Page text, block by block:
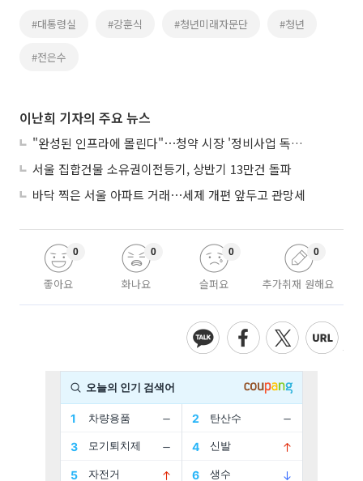
#대통령실 #강훈식 #청년미래자문단 #청년
#전은수
이난희 기자의 주요 뉴스
"완성된 인프라에 몰린다"⋯청약 시장 '정비사업 독주' 42배 격차
서울 집합건물 소유권이전등기, 상반기 13만건 돌파
바닥 찍은 서울 아파트 거래⋯세제 개편 앞두고 관망세
좋아요
0
화나요
0
슬퍼요
0
추가취재 원해요
0